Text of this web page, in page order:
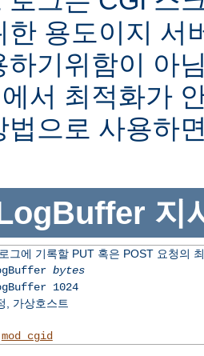
한 용도이지 서
하기위함이 아
서 최적화가
법으로 사용하
지
그에 기록할 PUT 혹은 POST 요청의
bytes
1024
, 가상호스트
mod_cgid